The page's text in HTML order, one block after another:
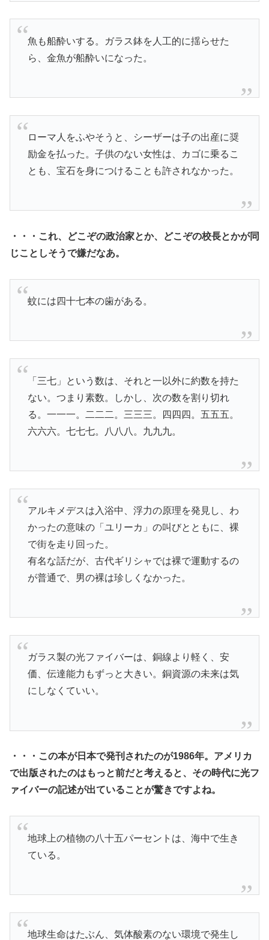
魚も船酔いする。ガラス鉢を人工的に揺らせた
ら、金魚が船酔いになった。
ローマ人をふやそうと、シーザーは子の出産に奨
励金を払った。子供のない女性は、カゴに乗るこ
とも、宝石を身につけることも許されなかった。
・・・これ、どこぞの政治家とか、どこぞの校長とかが同
じことしそうで嫌だなあ。
蚊には四十七本の歯がある。
「三七」という数は、それと一以外に約数を持た
ない。つまり素数。しかし、次の数を割り切れ
る。一一一。二二二。三三三。四四四。五五五。
六六六。七七七。八八八。九九九。
アルキメデスは入浴中、浮力の原理を発見し、わ
かったの意味の「ユリーカ」の叫びとともに、裸
で街を走り回った。
有名な話だが、古代ギリシャでは裸で運動するの
が普通で、男の裸は珍しくなかった。
ガラス製の光ファイバーは、銅線より軽く、安
価、伝達能力もずっと大きい。銅資源の未来は気
にしなくていい。
・・・この本が日本で発刊されたのが1986年。アメリカ
で出版されたのはもっと前だと考えると、その時代に光フ
ァイバーの記述が出ていることが驚きですよね。
地球上の植物の八十五パーセントは、海中で生き
ている。
地球生命はたぶん、気体酸素のない環境で発生し